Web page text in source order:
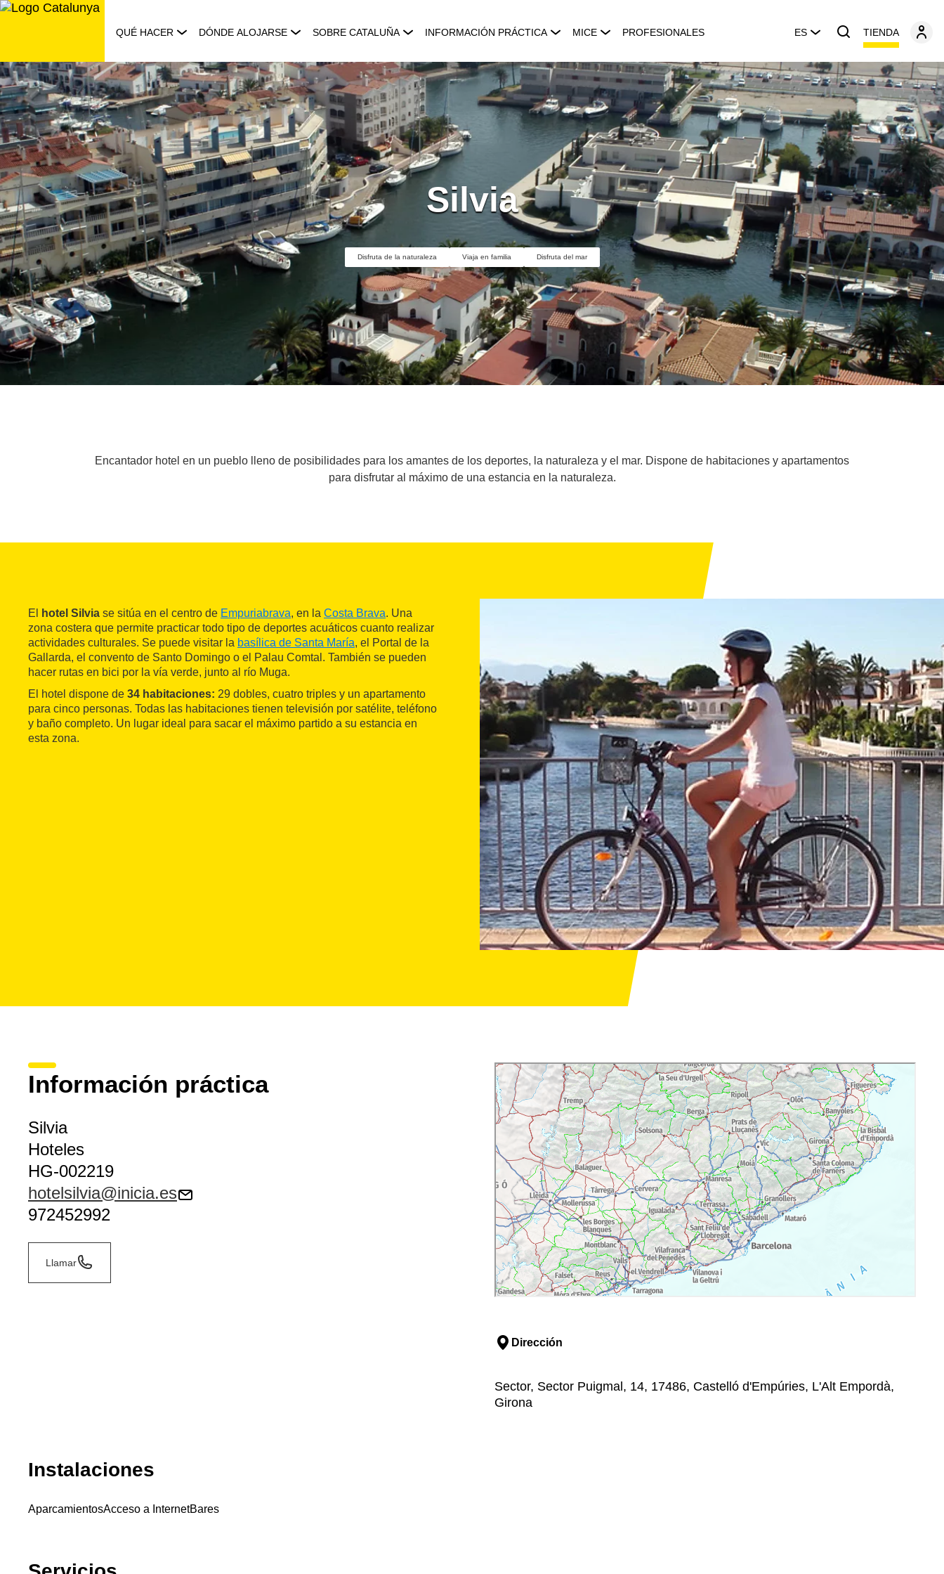
Saltar
QUÉ HACER DÓNDE ALOJARSE SOBRE CATALUÑA INFORMACIÓN PRÁCTICA MICE PROFESIONALES ES TIENDA
Silvia
Disfruta de la naturaleza Viaja en familia Disfruta del mar
Encantador hotel en un pueblo lleno de posibilidades para los amantes de los deportes, la naturaleza y el mar. Dispone de habitaciones y apartamentos
para disfrutar al máximo de una estancia en la naturaleza.
El hotel Silvia se sitúa en el centro de Empuriabrava, en la Costa Brava. Una
zona costera que permite practicar todo tipo de deportes acuáticos cuanto realizar
actividades culturales. Se puede visitar la basílica de Santa María, el Portal de la
Gallarda, el convento de Santo Domingo o el Palau Comtal. También se pueden
hacer rutas en bici por la vía verde, junto al río Muga.
El hotel dispone de 34 habitaciones: 29 dobles, cuatro triples y un apartamento
para cinco personas. Todas las habitaciones tienen televisión por satélite, teléfono
y baño completo. Un lugar ideal para sacar el máximo partido a su estancia en
esta zona.
Información práctica
Silvia
Hoteles
HG-002219
hotelsilvia@inicia.es
972452992
Llamar
Dirección
Sector, Sector Puigmal, 14, 17486, Castelló d'Empúries, L'Alt Empordà,
Girona
Instalaciones
AparcamientosAcceso a InternetBares